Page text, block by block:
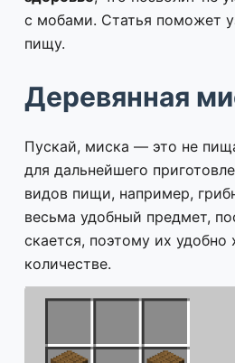
с мобами. Статья поможет
пищу.
Деревянная
Пускай, миска — это не
для дальнейшего
видов пищи, например,
весьма удобный предмет,
скается, поэтому их
количестве.